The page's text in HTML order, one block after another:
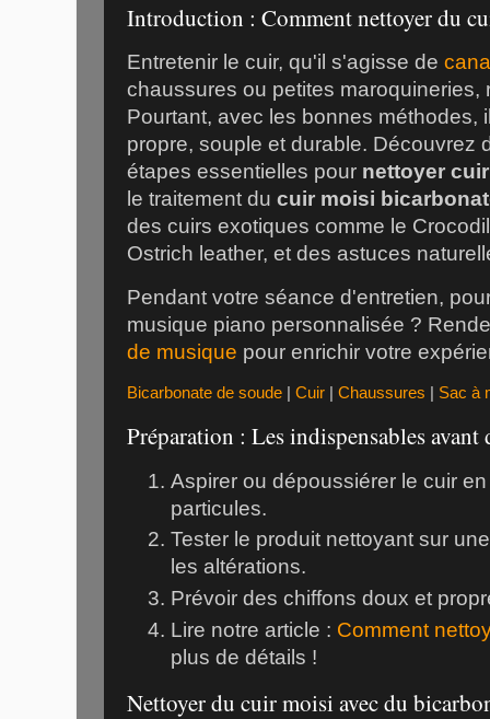
Introduction : Comment nettoyer du
Entretenir le cuir, qu'il s'agisse de
chaussures ou petites maroquineries,
Pourtant, avec les bonnes méthodes,
propre, souple et durable. Découvrez
étapes essentielles pour nettoyer cuir
le traitement du cuir moisi
des cuirs exotiques comme le
Ostrich leather, et des astuces
Pendant votre séance d'entretien,
musique piano personnalisée ?
de musique pour enrichir votre
Bicarbonate de soude Cuir Chaussures Sac à
Préparation : Les indispensables
Aspirer ou dépoussiérer le cuir
particules.
Tester le produit nettoyant sur
les altérations.
Prévoir des chiffons doux et
Lire notre article : Comment
plus de détails !
Nettoyer du cuir moisi avec du